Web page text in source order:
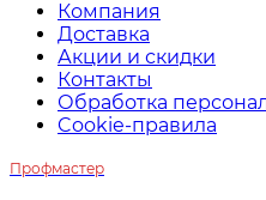
Компания
Доставка
Акции и скидки
Контакты
Обработка
Cookie-правила
Профмастер